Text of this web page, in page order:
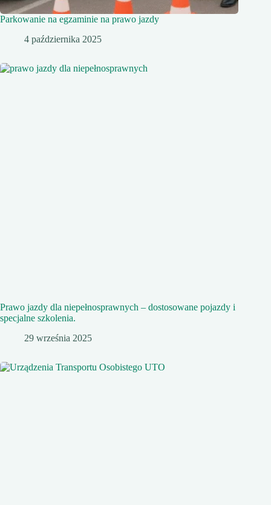
Parkowanie na egzaminie na prawo jazdy
4 października 2025
Prawo jazdy dla niepełnosprawnych – dostosowane pojazdy i
specjalne szkolenia.
29 września 2025